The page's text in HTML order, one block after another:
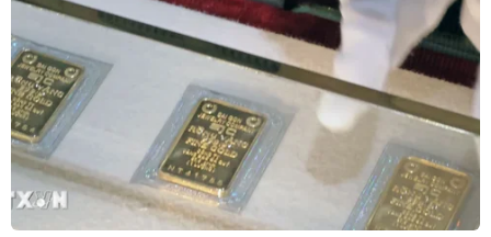
tuyến vận tải qua eo biển Hormuz
06/08/2026 04:36
Từ hạt nhân đến eo biển
Hormuz: Đòn bẩy chiến lược mới của
Iran